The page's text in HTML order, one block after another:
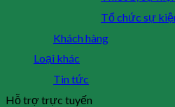
Tổ chức sự
Khách hàng
Loại khác
Tin tức
Hỗ trợ trực tuyến